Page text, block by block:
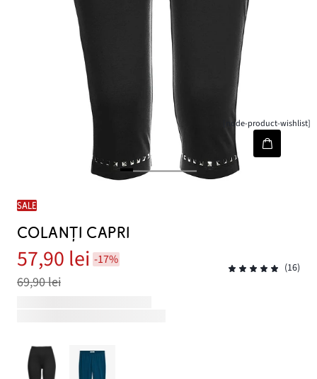
[node-product-wishlist]
SALE
COLANŢI CAPRI
57,90 lei -17%
69,90 lei
(16)